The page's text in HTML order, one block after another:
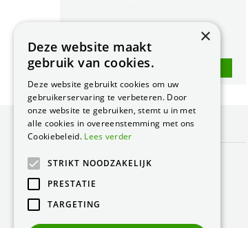
Meer informatie
Bestel nu
Borderranden
Plantensteunen
Steunringen
Vogelproducten
×
Deze website maakt
gebruik van cookies.
Deze website gebruikt cookies om uw
gebruikerservaring te verbeteren. Door
onze website te gebruiken, stemt u in met
alle cookies in overeenstemming met ons
Cookiebeleid. Lees verder
STRIKT NOODZAKELIJK
PRESTATIE
TARGETING